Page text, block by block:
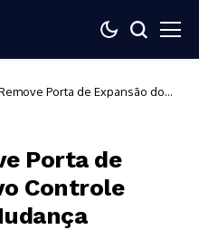
Porta de Expansão do
Porta de
Controle